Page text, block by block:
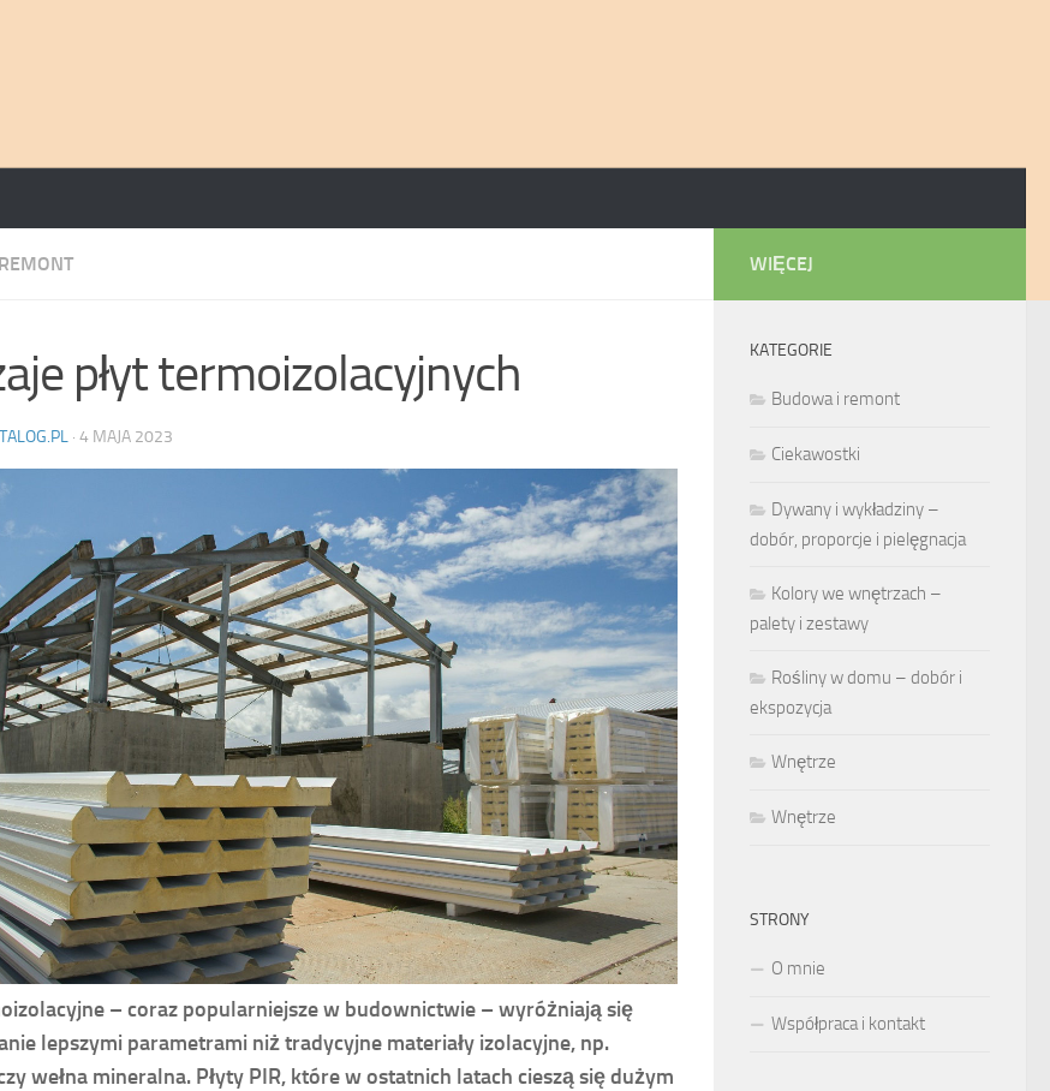
płyt termoizolacyjnych
· 4 MAJA 2023
– coraz popularniejsze w budownictwie – wyróżniają się
lepszymi parametrami niż tradycyjne materiały izolacyjne, np.
wełna mineralna. Płyty PIR, które w ostatnich latach cieszą się dużym
WIĘCEJ
KATEGORIE
Budowa i remont
Ciekawostki
Dywany i wykładziny –
dobór, proporcje i pielęgnacja
Kolory we wnętrzach –
palety i zestawy
Rośliny w domu – dobór i
ekspozycja
Wnętrze
Wnętrze
STRONY
O mnie
Współpraca i kontakt